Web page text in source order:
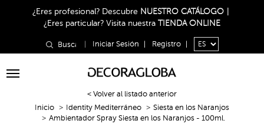
¿Eres profesional? Descubre NUESTRO CATÁLOGO
¿Eres particular? Visita nuestra TIENDA ONLINE
Iniciar Sesión Registro
Toggle
< Volver al listado anterior
Inicio
Identity Mediterráneo
Siesta en los Naranjos
Ambientador Spray Siesta en los Naranjos - 100ml.